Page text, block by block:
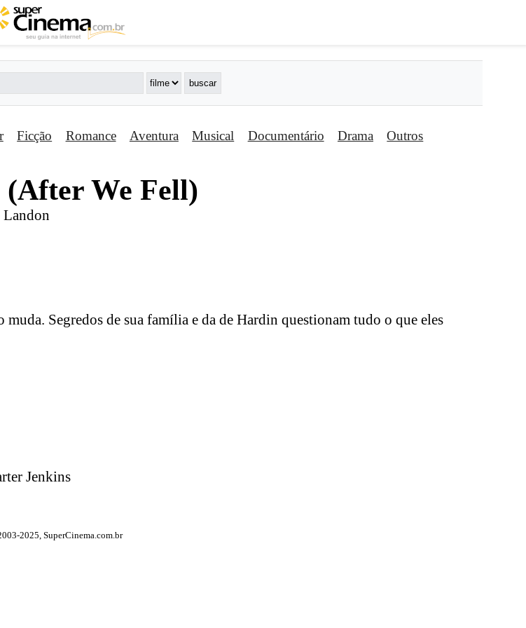
Ficção Romance Aventura Musical Documentário Drama Outros
(After We Fell)
Segredos de sua família e da de Hardin questionam tudo o que eles
Jenkins
2025, SuperCinema.com.br